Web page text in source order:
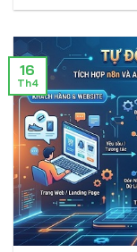
16
Th4